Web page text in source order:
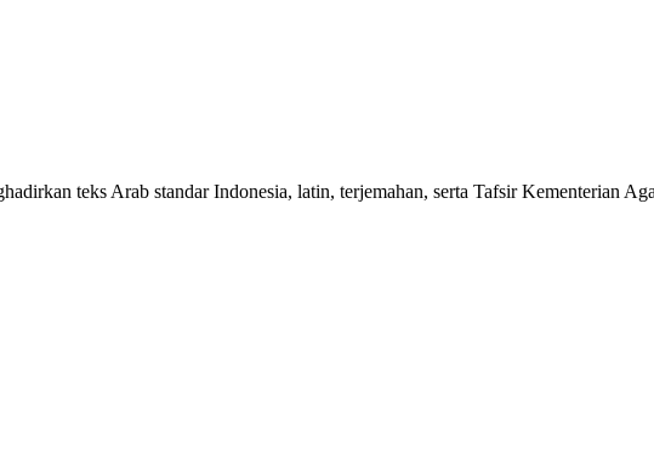
teks Arab standar Indonesia, latin, terjemahan, serta Tafsir Kementerian